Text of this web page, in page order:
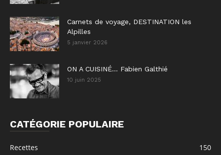
Carnets de voyage, DESTINATION les
Alpilles
5 janvier 2026
ON A CUISINÉ… Fabien Galthié
10 juin 2025
CATÉGORIE POPULAIRE
Recettes
150